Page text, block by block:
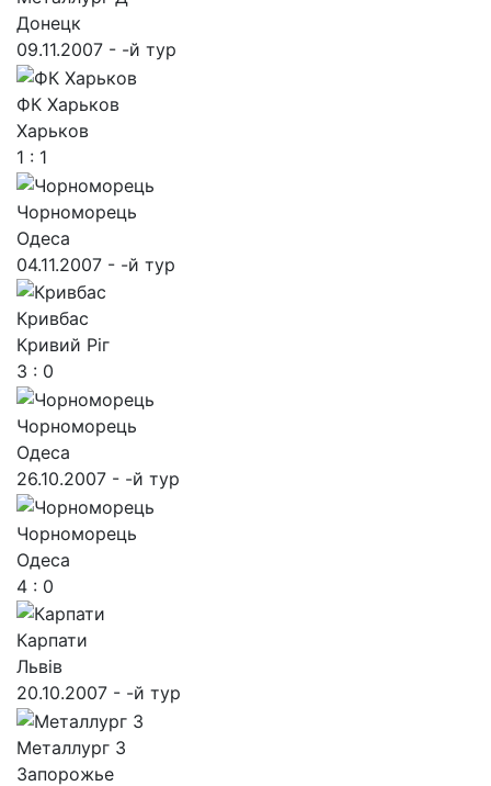
Донецк
09.11.2007 - -й тур
ФК Харьков
Харьков
1 : 1
Чорноморець
Одеса
04.11.2007 - -й тур
Кривбас
Кривий Ріг
3 : 0
Чорноморець
Одеса
26.10.2007 - -й тур
Чорноморець
Одеса
4 : 0
Карпати
Львів
20.10.2007 - -й тур
Металлург З
Запорожье